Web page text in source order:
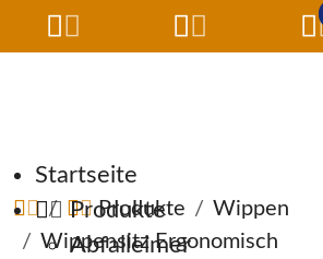
Navigation überspringen
Startseite
Produkte
Abfalleimer
Produkte
Wippen
Wippensitz Ergonomisch